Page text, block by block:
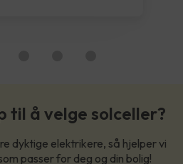
til å velge solceller?
dyktige elektrikere, så hjelper vi
passer for deg og din bolig!